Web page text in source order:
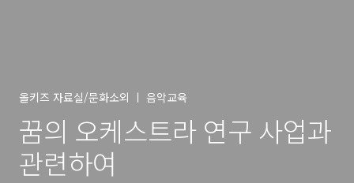
올키즈 자료실/문화소외 ㅣ 음악교육
꿈의 오케스트라 연구 사업과
관련하여